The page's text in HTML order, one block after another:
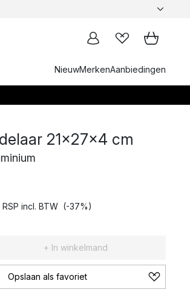
NieuwMerkenAanbiedingen
21x27x4 cm
RSP incl. BTW (-37%)
+ In winkelmand
Opslaan als favoriet